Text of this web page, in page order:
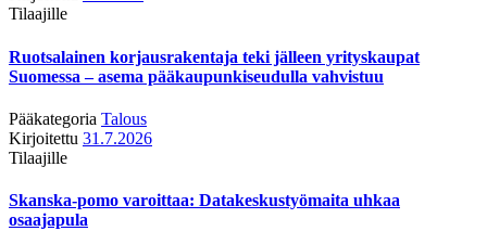
Tilaajille
Ruotsalainen korjausrakentaja teki jälleen yrityskaupat
Suomessa – asema pääkaupunkiseudulla vahvistuu
Pääkategoria Talous
Kirjoitettu 31.7.2026
Tilaajille
Skanska-pomo varoittaa: Datakeskustyömaita uhkaa
osaajapula